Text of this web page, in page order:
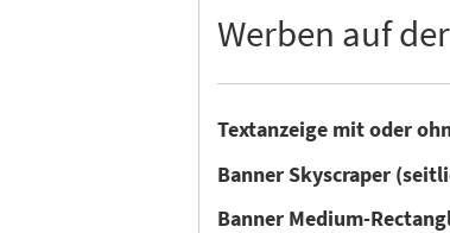
Werben auf
Textanzeige mit oder
Banner Skyscraper
Banner Medium-